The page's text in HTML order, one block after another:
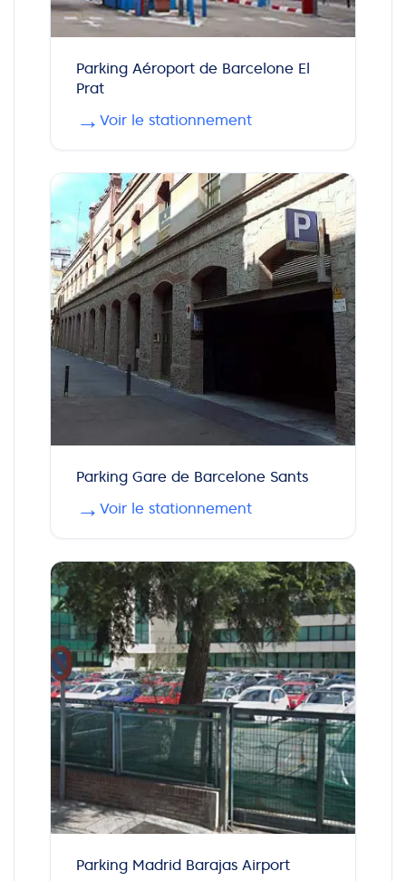
Parking Aéroport de Barcelone El
Prat
→ Voir le stationnement
Parking Gare de Barcelone Sants
→ Voir le stationnement
Parking Madrid Barajas Airport